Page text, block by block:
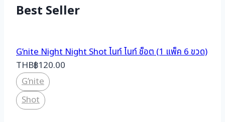
Best Seller
G’nite Night Night Shot ไนท์ ไนท์ ช็อต (1 แพ็ค 6 ขวด)
THB฿120.00
G’nite
Shot